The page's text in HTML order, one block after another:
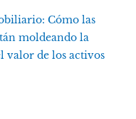
Cómo las
moldeando la
valor de los activos